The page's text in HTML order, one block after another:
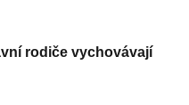
rodiče vychovávají